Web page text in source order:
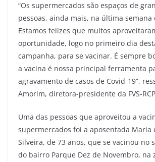
“Os supermercados são espaços de
pessoas, ainda mais, na última semana
Estamos felizes que muitos
oportunidade, logo no primeiro dia
campanha, para se vacinar. É sempre
a vacina é nossa principal ferramenta
agravamento de casos de Covid-19”,
Amorim, diretora-presidente da FVS-
Uma das pessoas que aproveitou a
supermercados foi a aposentada Maria
Silveira, de 73 anos, que se vacinou no
do bairro Parque Dez de Novembro, na